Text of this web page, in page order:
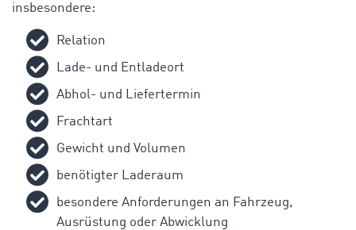
insbesondere:
Relation
Lade- und Entladeort
Abhol- und Liefertermin
Frachtart
Gewicht und Volumen
benötigter Laderaum
besondere Anforderungen an Fahrzeug,
Ausrüstung oder Abwicklung